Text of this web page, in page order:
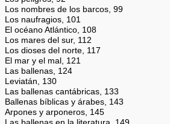
Los nombres de los barcos, 99
Los naufragios, 101
El océano Atlántico, 108
Los mares del sur, 112
Los dioses del norte, 117
El mar y el mal, 121
Las ballenas, 124
Leviatán, 130
Las ballenas cantábricas, 133
Ballenas bíblicas y árabes, 143
Arpones y arponeros, 145